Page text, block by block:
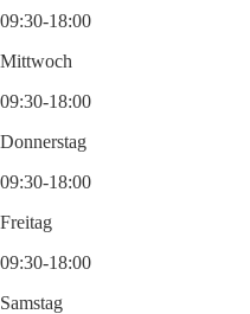
09:30-18:00
Mittwoch
09:30-18:00
Donnerstag
09:30-18:00
Freitag
09:30-18:00
Samstag